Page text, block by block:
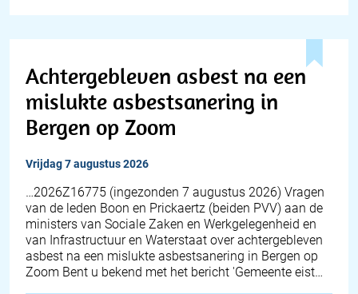
Achtergebleven asbest na een
mislukte asbestsanering in
Bergen op Zoom
vrijdag 7 augustus 2026
… 2026Z16775 (ingezonden 7 augustus 2026) Vragen
van de leden Boon en Prickaertz (beiden PVV) aan de
ministers van Sociale Zaken en Werkgelegenheid en
van Infrastructuur en Waterstaat over achtergebleven
asbest na een mislukte asbestsanering in Bergen op
Zoom Bent u bekend met het bericht 'Gemeente eist…